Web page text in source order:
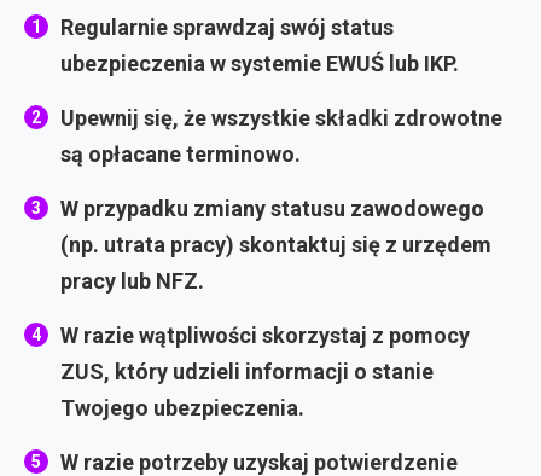
Regularnie sprawdzaj swój status
ubezpieczenia w systemie EWUŚ lub IKP.
Upewnij się, że wszystkie składki zdrowotne
są opłacane terminowo.
W przypadku zmiany statusu zawodowego
(np. utrata pracy) skontaktuj się z urzędem
pracy lub NFZ.
W razie wątpliwości skorzystaj z pomocy
ZUS, który udzieli informacji o stanie
Twojego ubezpieczenia.
W razie potrzeby uzyskaj potwierdzenie